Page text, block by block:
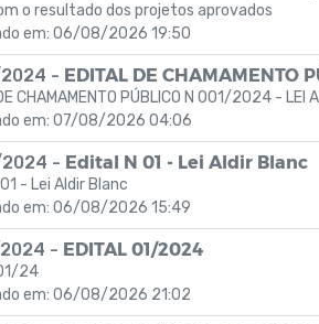
o resultado dos projetos aprovados
em: 06/08/2026 19:50
- EDITAL DE CHAMAMENTO
CHAMAMENTO PÚBLICO N 001/2024 - LEI
em: 07/08/2026 04:06
- Edital N 01 - Lei Aldir Blanc
- Lei Aldir Blanc
em: 06/08/2026 15:49
- EDITAL 01/2024
24
em: 06/08/2026 21:02